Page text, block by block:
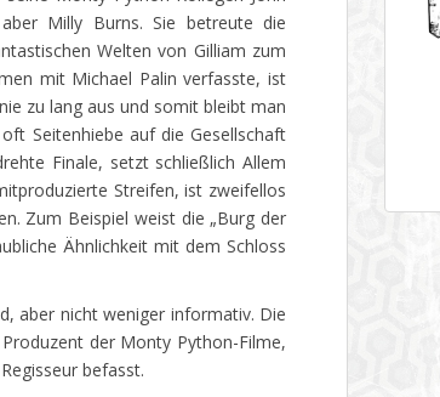
Milly Burns. Sie betreute die
Welten von Gilliam zum
mit Michael Palin verfasste, ist
zu lang aus und somit bleibt man
Seitenhiebe auf die Gesellschaft
Finale, setzt schließlich Allem
Streifen, ist zweifellos
Zum Beispiel weist die „Burg der
Ähnlichkeit mit dem Schloss
aber nicht weniger informativ. Die
der Monty Python-Filme,
befasst.